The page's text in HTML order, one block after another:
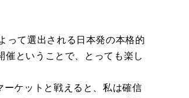
って選出される日本発の本格的
ということで、とっても楽し
ケットと戦えると、私は確信